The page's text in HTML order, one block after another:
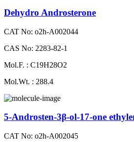
Dehydro Androsterone
CAT No: o2h-A002044
CAS No: 2283-82-1
Mol.F. : C19H28O2
Mol.Wt. : 288.4
5-Androsten-3β-ol-17-one
CAT No: o2h-A002045